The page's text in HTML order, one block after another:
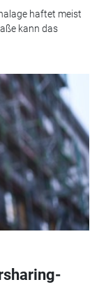
haftet meist
kann das